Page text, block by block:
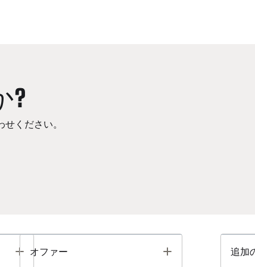
?
ください。
Toggle
オファー Toggle 追加